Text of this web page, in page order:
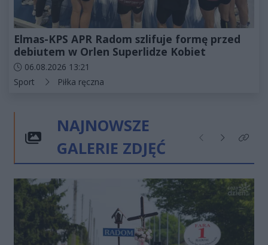
Elmas-KPS APR Radom szlifuje formę przed
debiutem w Orlen Superlidze Kobiet
Data dodania artykułu:
06.08.2026 13:21
Kategorie artykułu:
Sport Piłka ręczna
NAJNOWSZE
GALERIE ZDJĘĆ
Poprzednie
NastępneKliknij